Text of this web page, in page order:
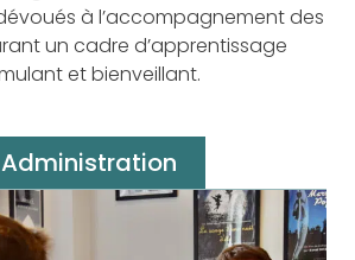
à l’accompagnement des
un cadre d’apprentissage
et bienveillant.
Administration